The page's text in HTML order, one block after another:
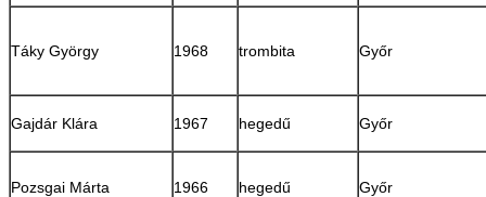
Táky György 1968 trombita Győr
Gajdár Klára 1967 hegedű Győr
Pozsgai Márta 1966 hegedű Győr